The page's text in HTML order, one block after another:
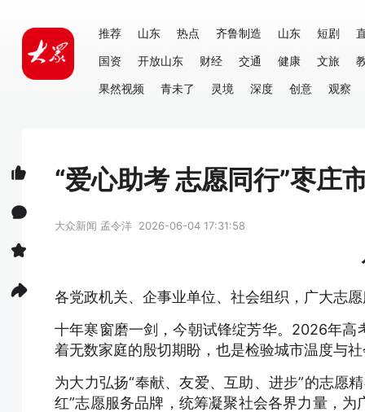
推荐 山东 热点 齐鲁制造 山东 短剧
国资
开放山东 财经 交通 健康 文旅
果然视频
青未了 灵境 深度 创意 观察
“爱心助考 志愿同行”枣
大众新闻 孟令洋 2026-06-04 17:31:58
各党政机关、企事业单位、社会组织，广大志
十年寒窗磨一剑，今朝试锋绽芳华。2026年
着无数家庭的殷切期盼，也是检验城市温度与
为大力弘扬“奉献、友爱、互助、进步”的志愿
红”志愿服务品牌，统筹凝聚社会各界力量，